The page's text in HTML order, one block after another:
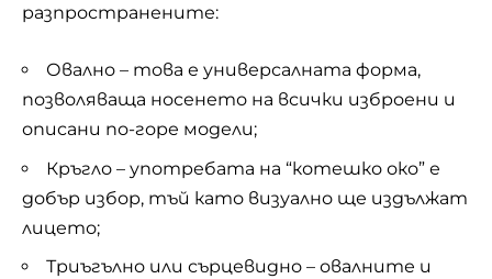
разпространените:
Овално – това е универсалната форма,
позволяваща носенето на всички изброени и
описани по-горе модели;
Кръгло – употребата на “котешко око” е
добър избор, тъй като визуално ще издължат
лицето;
Триъгълно или сърцевидно – овалните и